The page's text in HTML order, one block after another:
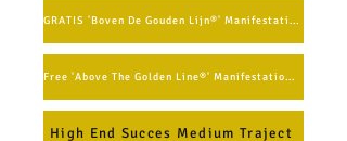
GRATIS 'Boven De Gouden Lijn®' Manifestatie Methode
Free 'Above The Golden Line®' Manifestation Method (English)
High End Succes Medium Traject